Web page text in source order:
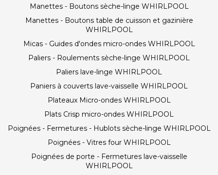
Manettes - Boutons sèche-linge WHIRLPOOL
Manettes - Boutons table de cuisson et gazinière
WHIRLPOOL
Micas - Guides d'ondes micro-ondes WHIRLPOOL
Paliers - Roulements sèche-linge WHIRLPOOL
Paliers lave-linge WHIRLPOOL
Paniers à couverts lave-vaisselle WHIRLPOOL
Plateaux Micro-ondes WHIRLPOOL
Plats Crisp micro-ondes WHIRLPOOL
Poignées - Fermetures - Hublots sèche-linge WHIRLPOOL
Poignées - Vitres four WHIRLPOOL
Poignées de porte - Fermetures lave-vaisselle
WHIRLPOOL